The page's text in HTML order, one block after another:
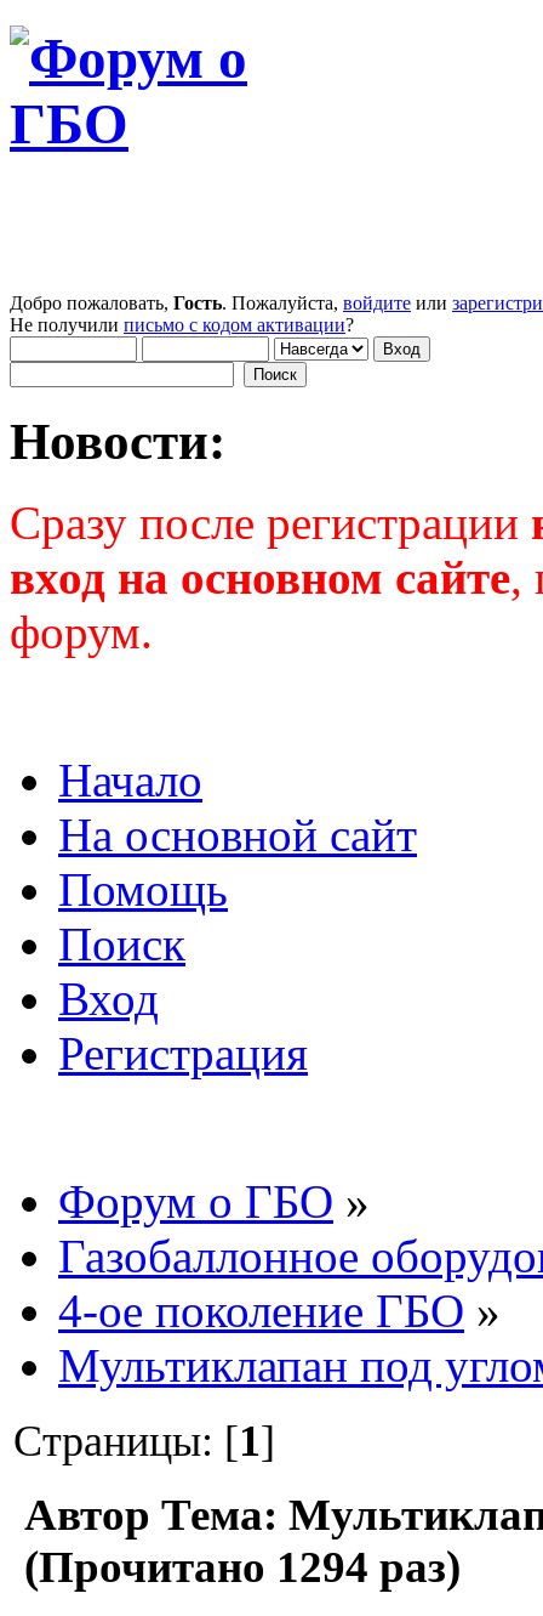
Добро пожаловать, Гость. Пожалуйста, войдите или
Не получили письмо с кодом активации?
Новости:
Сразу после регистрации
вход на основном сайте,
форум.
Начало
На основной сайт
Помощь
Поиск
Вход
Регистрация
Форум о ГБО »
Газобаллонное
4-ое поколение ГБО »
Мультиклапан под
Страницы: [1]
Автор Тема:
(Прочитано 1294 раз)